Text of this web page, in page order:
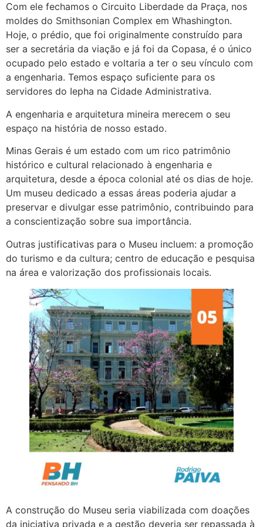
Com ele fechamos o Circuito Liberdade da Praça, nos
moldes do Smithsonian Complex em Whashington.
Hoje, o prédio, que foi originalmente construído para
ser a secretária da viação e já foi da Copasa, é o único
ocupado pelo estado e voltaria a ter o seu vínculo com
a engenharia. Temos espaço suficiente para os
servidores do Iepha na Cidade Administrativa.
A engenharia e arquitetura mineira merecem o seu
espaço na história de nosso estado.
Minas Gerais é um estado com um rico patrimônio
histórico e cultural relacionado à engenharia e
arquitetura, desde a época colonial até os dias de hoje.
Um museu dedicado a essas áreas poderia ajudar a
preservar e divulgar esse patrimônio, contribuindo para
a conscientização sobre sua importância.
Outras justificativas para o Museu incluem: a promoção
do turismo e da cultura; centro de educação e pesquisa
na área e valorização dos profissionais locais.
A construção do Museu seria viabilizada com doações
da iniciativa privada e a gestão deveria ser repassada à